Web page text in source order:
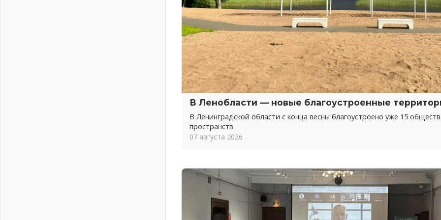
В Ленобласти — новые благоустроенные
В Ленинградской области с конца весны благоустроено уже 15
пространств
07 августа 2026